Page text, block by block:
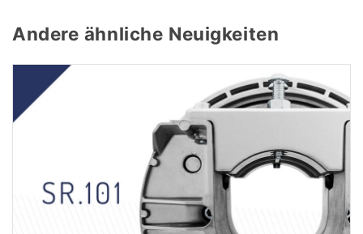
Andere ähnliche Neuigkeiten